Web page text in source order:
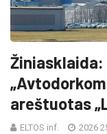
areštuotas
ELTOS inf. 2026